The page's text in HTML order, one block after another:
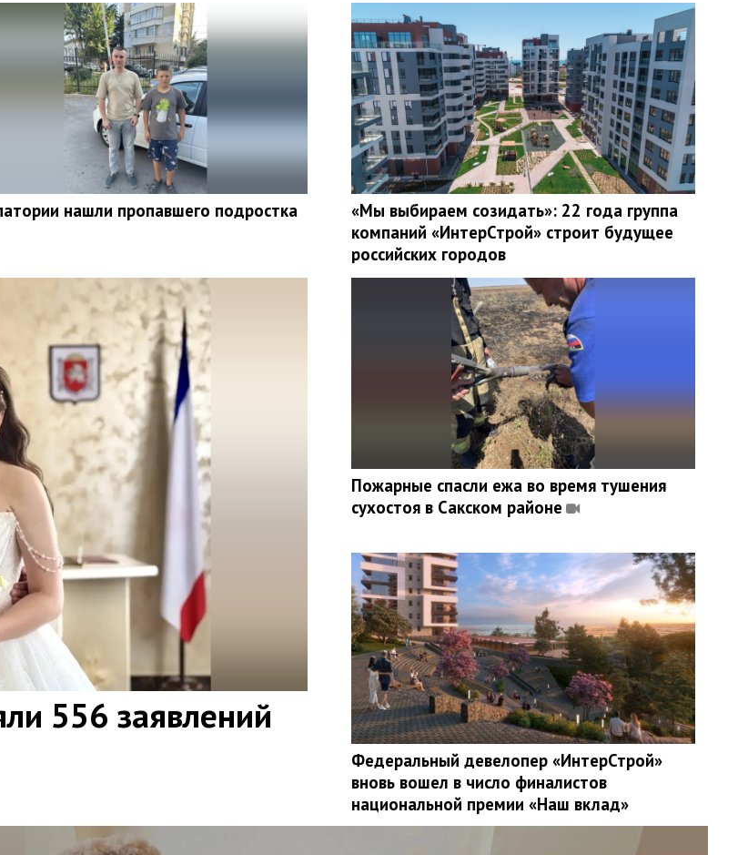
нашли пропавшего подростка
«Мы выбираем созидать»: 22 года группа
компаний «ИнтерСтрой» строит будущее
российских городов
556 заявлений
Пожарные спасли ежа во время тушения
сухостоя в Сакском районе
Федеральный девелопер «ИнтерСтрой»
вновь вошел в число финалистов
национальной премии «Наш вклад»